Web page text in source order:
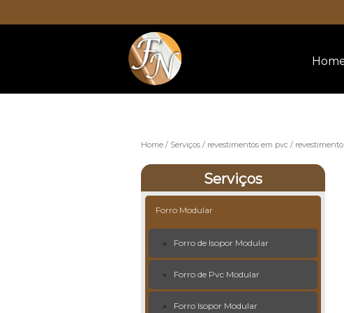
Home Serviços revestimentos em pvc
Serviços
Forro Modular
Forro de Isopor Modular
Forro de Pvc Modular
Forro Isopor Modular